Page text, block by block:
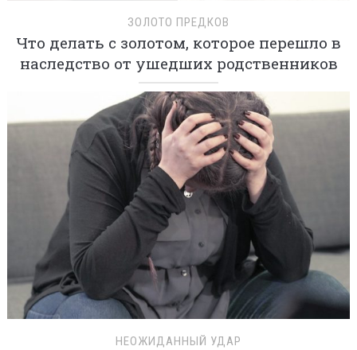
ЗОЛОТО ПРЕДКОВ
Что делать с золотом, которое перешло в
наследство от ушедших родственников
НЕОЖИДАННЫЙ УДАР